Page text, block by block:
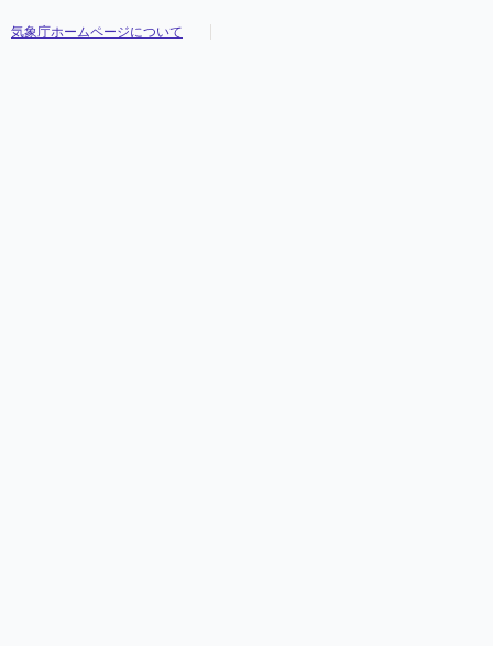
気象庁ホームページについて